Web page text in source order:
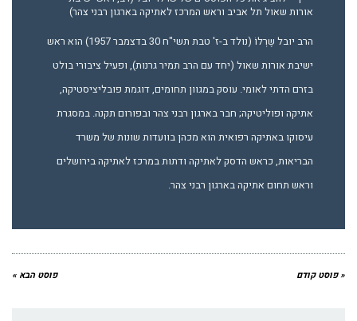
אורות שאול תל אביב וראש המרכז לאתיקה בארגון רבני צהר)
הרב יובל שֶרְלוֹ (נולד ב-ז' טבת תשי"ח 30 בדצמבר 1957) הוא ראש
ישיבת אורות שאול (יחד עם הרב תמיר גרנות), ופעיל ציבורי בולט
בזרם הדתי לאומי. עוסק במגוון תחומים, דוגמת פובליציסטיקה,
אתיקה ופוליטיקה; חבר בארגון רבני צהר ובפורום תקנה. במסגרת
עיסוקו באתיקה רפואית הוא מכהן בוועדות שונות של משרד
הבריאות, כראש הדסק לאתיקה ודתות במרכז לאתיקה בירושלים
וראש תחום אתיקה בארגון רבני צהר.
« פוסט קודם פוסט הבא »